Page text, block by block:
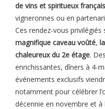
de vins et spiritueux français
vigneronnes ou en
Ces rendez-vous
magnifique caveau voûté,
chaleureux du 2e étage.
enrichissantes, dîners à 4-
événements exclusifs
notamment pour célébrer
décennie en novembre et à